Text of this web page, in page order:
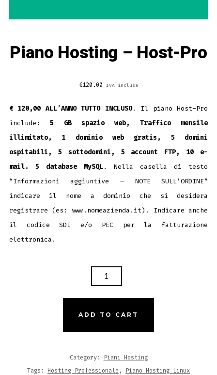
Piano Hosting – Host-Pro
€120.00 IVA inclusa
€ 120,00 ALL’ANNO TUTTO INCLUSO. Il piano Host-Pro
include:5 GB spazio web, Traffico mensile
illimitato, 1 dominio web gratis, 5 domini
ospitabili, 5 sottodomini, 5 account FTP, 10 e-
mail. 5 database MySQL. Nella casella di testo
“Informazioni aggiuntive – NOTE SULL’ORDINE”
indicare il nome a dominio che si desidera
registrare (es: www.nomeazienda.it). Indicare anche
il codice SDI e/o PEC per la fatturazione
elettronica.
ADD TO CART
Category: Piani Hosting
Tags: Hosting Professionale , Piano Hosting Linux